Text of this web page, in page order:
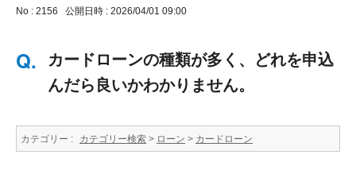
No : 2156 公開日時 : 2026/04/01 09:00
カードローンの種類が多く、どれを申込
んだら良いかわかりません。
カテゴリー : カテゴリー検索 > ローン > カードローン